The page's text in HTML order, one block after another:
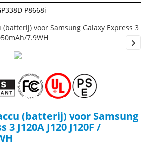
P8668i
accu (batterij) voor Samsung
3 J120A J120 J120F /